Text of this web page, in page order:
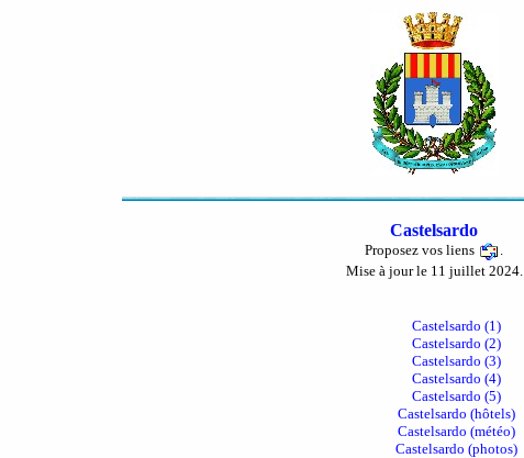
Castelsardo
Proposez vos liens
Mise à jour le 11 juillet 2024.
Castelsardo (1)
Castelsardo (2)
Castelsardo (3)
Castelsardo (4)
Castelsardo (5)
Castelsardo (hôtels)
Castelsardo (météo)
Castelsardo (photos)